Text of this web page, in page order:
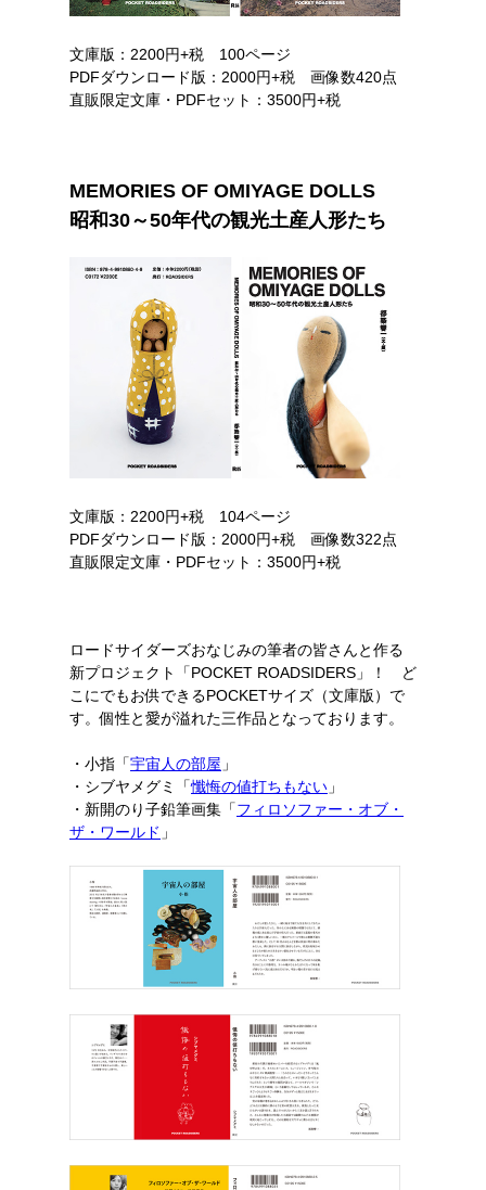
文庫版：2200円+税 100ページ
PDFダウンロード版：2000円+税 画像数420点
直販限定文庫・PDFセット：3500円+税
MEMORIES OF OMIYAGE DOLLS
昭和30～50年代の観光土産人形たち
文庫版：2200円+税 104ページ
PDFダウンロード版：2000円+税 画像数322点
直販限定文庫・PDFセット：3500円+税
ロードサイダーズおなじみの筆者の皆さんと作る
新プロジェクト「POCKET ROADSIDERS」！ ど
こにでもお供できるPOCKETサイズ（文庫版）で
す。個性と愛が溢れた三作品となっております。
・小指「宇宙人の部屋 」
・シブヤメグミ「懺悔の値打ちもない 」
・新開のり子鉛筆画集「フィロソファー・オブ・
ザ・ワールド 」